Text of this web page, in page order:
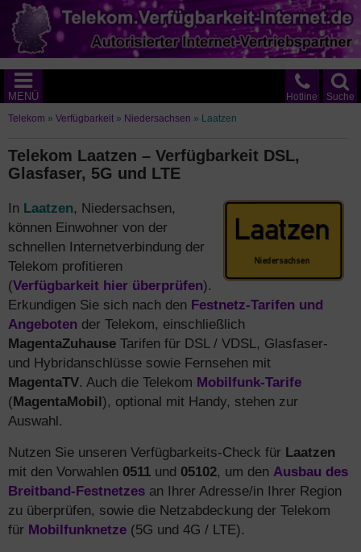
Suche
Hotline
MENÜ
Telekom » Verfügbarkeit » Niedersachsen » Laatzen
Telekom Laatzen – Verfügbarkeit DSL,
Glasfaser, 5G und LTE
In Laatzen, Niedersachsen,
können Einwohner von der
schnellen Internetverbindung der
Telekom profitieren
(Verfügbarkeit hier überprüfen).
Erkundigen Sie sich nach den Festnetz-Tarifen und
Angeboten der Telekom, einschließlich
MagentaZuhause Tarifen für DSL / VDSL, Glasfaser-
und Hybridanschlüsse sowie Fernsehen mit
MagentaTV. Auch die Telekom Mobilfunk-Tarife
(MagentaMobil), optional mit Handy, stehen zur
Auswahl.
Nutzen Sie unseren Verfügbarkeits-Check für Laatzen
mit den Vorwahlen 0511 und 05102, um den Ausbau des
Breitband-Festnetzes an Ihrer Adresse/in Ihrer Region
zu überprüfen, sowie die Netzabdeckung der Telekom
für Mobilfunknetze (5G und 4G / LTE).